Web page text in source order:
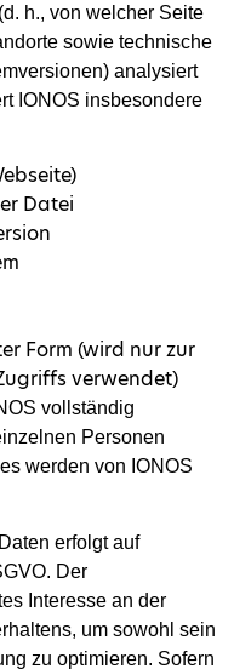
h., von welcher Seite
sowie technische
analysiert
IONOS insbesondere
Datei
Form (wird nur zur
verwendet)
vollständig
Personen
werden von IONOS
erfolgt auf
Der
Interesse an der
um sowohl sein
zu optimieren. Sofern